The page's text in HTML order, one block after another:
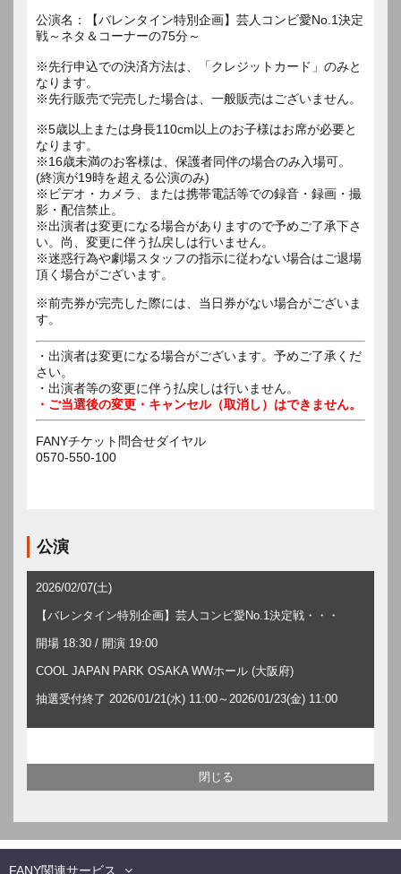
公演名：【バレンタイン特別企画】芸人コンビ愛No.1決定
戦～ネタ＆コーナーの75分～
※先行申込での決済方法は、「クレジットカード」のみと
なります。
※先行販売で完売した場合は、一般販売はございません。
※5歳以上または身長110cm以上のお子様はお席が必要と
なります。
※16歳未満のお客様は、保護者同伴の場合のみ入場可。
(終演が19時を超える公演のみ)
※ビデオ・カメラ、または携帯電話等での録音・録画・撮
影・配信禁止。
※出演者は変更になる場合がありますので予めご了承下さ
い。尚、変更に伴う払戻しは行いません。
※迷惑行為や劇場スタッフの指示に従わない場合はご退場
頂く場合がございます。
※前売券が完売した際には、当日券がない場合がございま
す。
・出演者は変更になる場合がございます。予めご了承くだ
さい。
・出演者等の変更に伴う払戻しは行いません。
・ご当選後の変更・キャンセル（取消し）はできません。
FANYチケット問合せダイヤル
0570-550-100
公演
2026/02/07(土)
【バレンタイン特別企画】芸人コンビ愛No.1決定戦・・・
開場 18:30 / 開演 19:00
COOL JAPAN PARK OSAKA WWホール (大阪府)
抽選受付終了 2026/01/21(水) 11:00～2026/01/23(金) 11:00
FANY関連サービス